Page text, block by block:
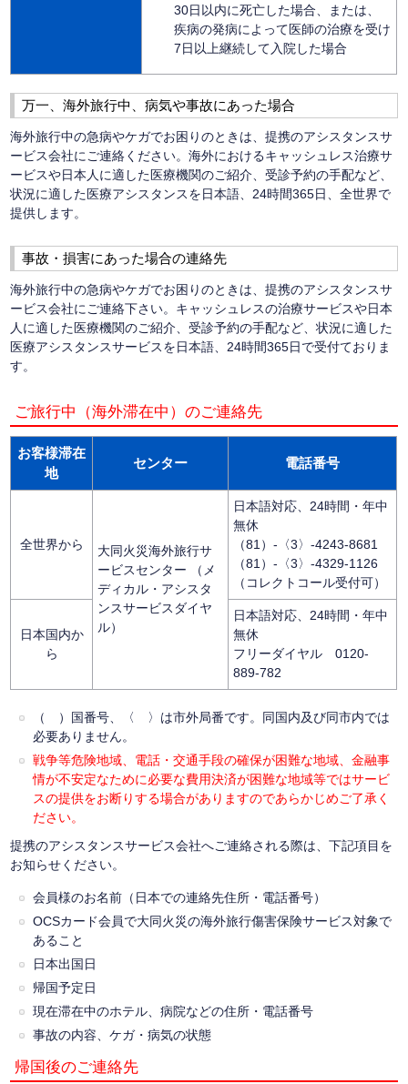
30日以内に死亡した場合、または、
疾病の発病によって医師の治療を受け
7日以上継続して入院した場合
万一、海外旅行中、病気や事故にあった場合
海外旅行中の急病やケガでお困りのときは、提携のアシスタンスサ
ービス会社にご連絡ください。海外におけるキャッシュレス治療サ
ービスや日本人に適した医療機関のご紹介、受診予約の手配など、
状況に適した医療アシスタンスを日本語、24時間365日、全世界で
提供します。
事故・損害にあった場合の連絡先
海外旅行中の急病やケガでお困りのときは、提携のアシスタンスサ
ービス会社にご連絡下さい。キャッシュレスの治療サービスや日本
人に適した医療機関のご紹介、受診予約の手配など、状況に適した
医療アシスタンスサービスを日本語、24時間365日で受付ておりま
す。
ご旅行中（海外滞在中）のご連絡先
お客様滞在
地
センター 電話番号
全世界から
大同火災海外旅行サ
ービスセンター （メ
ディカル・アシスタ
ンスサービスダイヤ
ル）
日本語対応、24時間・年中
無休
（81）-〈3〉-4243-8681
（81）-〈3〉-4329-1126
（コレクトコール受付可）
日本国内か
ら
日本語対応、24時間・年中
無休
フリーダイヤル 0120-
889-782
（ ）国番号、〈 〉は市外局番です。同国内及び同市内では
必要ありません。
戦争等危険地域、電話・交通手段の確保が困難な地域、金融事
情が不安定なために必要な費用決済が困難な地域等ではサービ
スの提供をお断りする場合がありますのであらかじめご了承く
ださい。
提携のアシスタンスサービス会社へご連絡される際は、下記項目を
お知らせください。
会員様のお名前（日本での連絡先住所・電話番号）
OCSカード会員で大同火災の海外旅行傷害保険サービス対象で
あること
日本出国日
帰国予定日
現在滞在中のホテル、病院などの住所・電話番号
事故の内容、ケガ・病気の状態
帰国後のご連絡先